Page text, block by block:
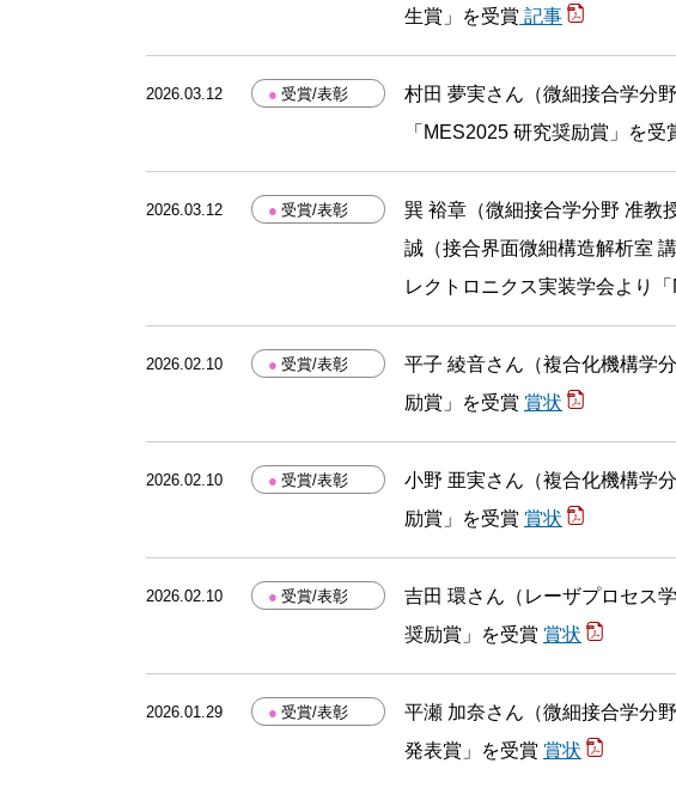
生賞」を受賞 記事
2026.03.12 ● 受賞/表彰
村田 夢実さん（微細接合学分
「MES2025 研究奨励賞」を受
2026.03.12 ● 受賞/表彰
巽 裕章（微細接合学分野 准教
誠（接合界面微細構造解析室
レクトロニクス実装学会より
2026.02.10 ● 受賞/表彰
平子 綾音さん（複合化機構学
励賞」を受賞 賞状
2026.02.10 ● 受賞/表彰
小野 亜実さん（複合化機構学
励賞」を受賞 賞状
2026.02.10 ● 受賞/表彰
吉田 環さん（レーザプロセス
奨励賞」を受賞 賞状
2026.01.29 ● 受賞/表彰
平瀬 加奈さん（微細接合学分
発表賞」を受賞 賞状